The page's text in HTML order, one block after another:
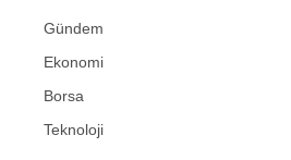
Gündem
Ekonomi
Borsa
Teknoloji